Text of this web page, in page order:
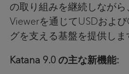
の取り組みを継続しながら
Viewerを通じてUSDおよび
グを支える基盤を提供しま
Katana 9.0 の主な新機能: